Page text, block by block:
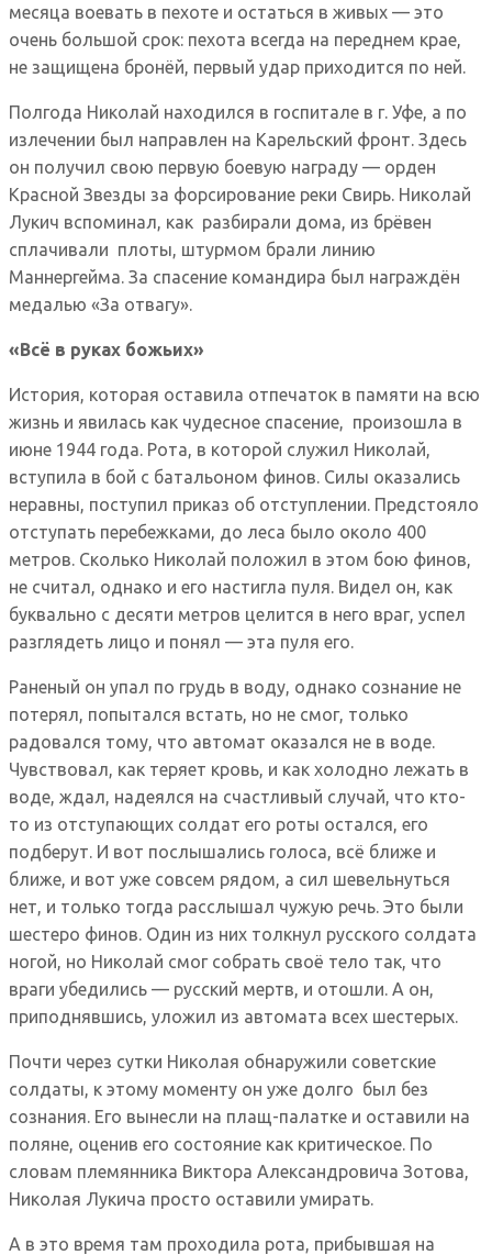
месяца воевать в пехоте и остаться в живых — это
очень большой срок: пехота всегда на переднем крае,
не защищена бронёй, первый удар приходится по ней.
Полгода Николай находился в госпитале в г. Уфе, а по
излечении был направлен на Карельский фронт. Здесь
он получил свою первую боевую награду — орден
Красной Звезды за форсирование реки Свирь. Николай
Лукич вспоминал, как разбирали дома, из брёвен
сплачивали плоты, штурмом брали линию
Маннергейма. За спасение командира был награждён
медалью «За отвагу».
«Всё в руках божьих»
История, которая оставила отпечаток в памяти на всю
жизнь и явилась как чудесное спасение, произошла в
июне 1944 года. Рота, в которой служил Николай,
вступила в бой с батальоном финов. Силы оказались
неравны, поступил приказ об отступлении. Предстояло
отступать перебежками, до леса было около 400
метров. Сколько Николай положил в этом бою финов,
не считал, однако и его настигла пуля. Видел он, как
буквально с десяти метров целится в него враг, успел
разглядеть лицо и понял — эта пуля его.
Раненый он упал по грудь в воду, однако сознание не
потерял, попытался встать, но не смог, только
радовался тому, что автомат оказался не в воде.
Чувствовал, как теряет кровь, и как холодно лежать в
воде, ждал, надеялся на счастливый случай, что кто-
то из отступающих солдат его роты остался, его
подберут. И вот послышались голоса, всё ближе и
ближе, и вот уже совсем рядом, а сил шевельнуться
нет, и только тогда расслышал чужую речь. Это были
шестеро финов. Один из них толкнул русского солдата
ногой, но Николай смог собрать своё тело так, что
враги убедились — русский мертв, и отошли. А он,
приподнявшись, уложил из автомата всех шестерых.
Почти через сутки Николая обнаружили советские
солдаты, к этому моменту он уже долго был без
сознания. Его вынесли на плащ-палатке и оставили на
поляне, оценив его состояние как критическое. По
словам племянника Виктора Александровича Зотова,
Николая Лукича просто оставили умирать.
А в это время там проходила рота, прибывшая на